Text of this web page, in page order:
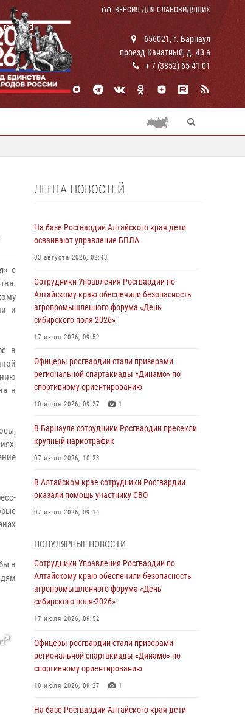
ВЕРСИЯ ДЛЯ СЛАБОВИДЯЩИХ
rosguard
656021, г. Барнаул
проезд Канатный, д. 43 а
+ 7 (3852) 65-41-01
с
и
в
в
в
ЛЕНТА НОВОСТЕЙ
На базе Росгвардии Алтайского края дети
осваивают управление БПЛА
03 августа 2026, 02:43
Сотрудники Управления Росгвардии по
Алтайскому краю обеспечили безопасность
агропромышленного форума «День
сибирского поля-2026»
17 июля 2026, 09:52
Офицеры росгвардии стали призерами
региональной спартакиады «Динамо» по
спортивному ориентированию
10 июля 2026, 09:27 1
В Барнауле сотрудники Росгвардии пресекли
крупный наркотрафик
07 июля 2026, 10:23
В Алтайском крае сотрудники Росгвардии
оказали помощь участнику СВО
07 июля 2026, 09:14
бойцы ОМОН «Алтай» провели военно-
патриотическое мероприятие для детей в
лагере «Звёздный»
05 июля 2026, 11:13
Росгвардия Алтайского края приняла участие
храбрости»
04 июля 2026, 11:09
Сотрудники Росгвардии провели встречу с
«Каникулы с Росгвардией»
ПОПУЛЯРНЫЕ НОВОСТИ
Сотрудники Управления Росгвардии по
Алтайскому краю обеспечили безопасность
агропромышленного форума «День
сибирского поля-2026»
17 июля 2026, 09:52
Офицеры росгвардии стали призерами
региональной спартакиады «Динамо» по
спортивному ориентированию
10 июля 2026, 09:27 1
На базе Росгвардии Алтайского края дети